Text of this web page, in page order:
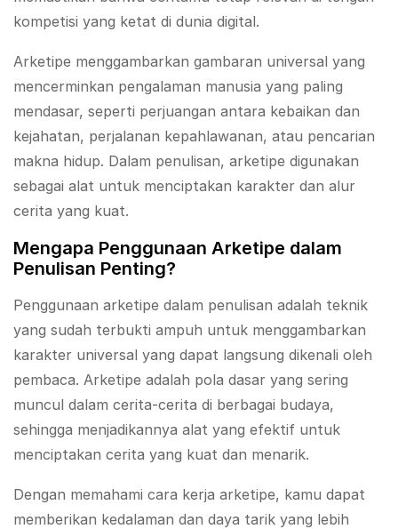
kompetisi yang ketat di dunia digital.
Arketipe menggambarkan gambaran universal yang
mencerminkan pengalaman manusia yang paling
mendasar, seperti perjuangan antara kebaikan dan
kejahatan, perjalanan kepahlawanan, atau pencarian
makna hidup. Dalam penulisan, arketipe digunakan
sebagai alat untuk menciptakan karakter dan alur
cerita yang kuat.
Mengapa Penggunaan Arketipe dalam
Penulisan Penting?
Penggunaan arketipe dalam penulisan adalah teknik
yang sudah terbukti ampuh untuk menggambarkan
karakter universal yang dapat langsung dikenali oleh
pembaca. Arketipe adalah pola dasar yang sering
muncul dalam cerita-cerita di berbagai budaya,
sehingga menjadikannya alat yang efektif untuk
menciptakan cerita yang kuat dan menarik.
Dengan memahami cara kerja arketipe, kamu dapat
memberikan kedalaman dan daya tarik yang lebih